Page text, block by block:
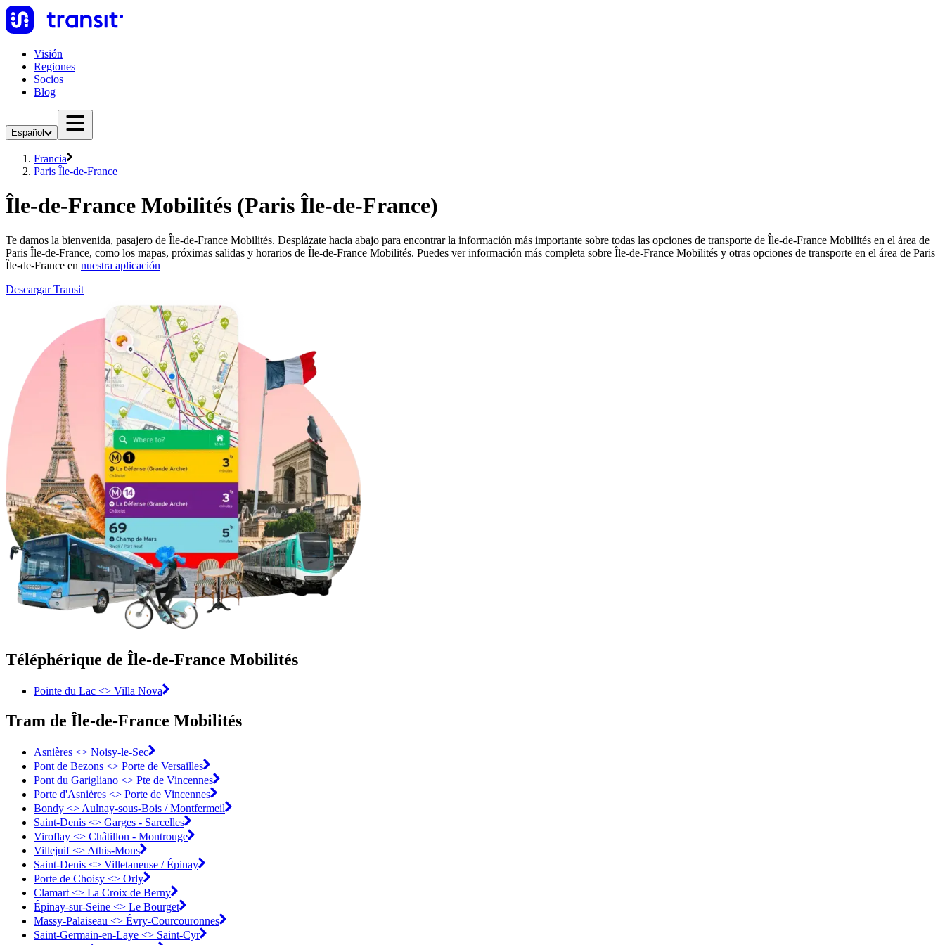
Visión
Regiones
Socios
Blog
Español
Francia
Paris Île-de-France
Île-de-France Mobilités (Paris Île-de-France)
Te damos la bienvenida, pasajero de Île-de-France Mobilités. Desplázate hacia abajo para encontrar la información más importante sobre todas las opciones de transporte de Île-de-France Mobilités en el área de
Paris Île-de-France, como los mapas, próximas salidas y horarios de Île-de-France Mobilités. Puedes ver información más completa sobre Île-de-France Mobilités y otras opciones de transporte en el área de Paris
Île-de-France en nuestra aplicación
Descargar Transit
Téléphérique de Île-de-France Mobilités
Pointe du Lac <> Villa Nova
Tram de Île-de-France Mobilités
Asnières <>︎ Noisy-le-Sec
Pont de Bezons <>︎ Porte de Versailles
Pont du Garigliano <>︎ Pte de Vincennes
Porte d'Asnières <>︎ Porte de Vincennes
Bondy <>︎ Aulnay-sous-Bois / Montfermeil
Saint-Denis <>︎ Garges - Sarcelles
Viroflay <>︎ Châtillon - Montrouge
Villejuif <>︎ Athis-Mons
Saint-Denis <>︎ Villetaneuse / Épinay
Porte de Choisy <>︎ Orly
Clamart <>︎ La Croix de Berny
Épinay-sur-Seine <>︎ Le Bourget
Massy-Palaiseau <> Évry-Courcouronnes︎
Saint-Germain-en-Laye <>︎ Saint-Cyr